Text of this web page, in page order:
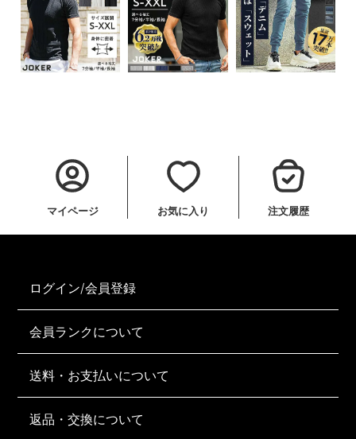
マイページ お気に入り 注文履歴
ログイン/会員登録
会員ランクについて
送料・お支払いについて
返品・交換について